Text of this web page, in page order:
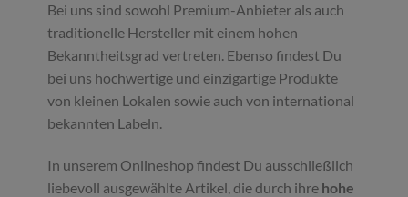
Bei uns sind sowohl Premium-Anbieter als auch
traditionelle Hersteller mit einem hohen
Bekanntheitsgrad vertreten. Ebenso findest Du
bei uns hochwertige und einzigartige Produkte
von kleinen Lokalen sowie auch von international
bekannten Labeln.
In unserem Onlineshop findest Du ausschließlich
liebevoll ausgewählte Artikel, die durch ihre hohe